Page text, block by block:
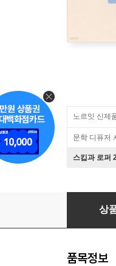
문학 디퓨저
스킵과 로퍼
랜덤 미니
상
품목정보